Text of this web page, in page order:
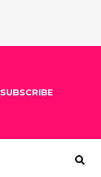
SUBSCRIBE